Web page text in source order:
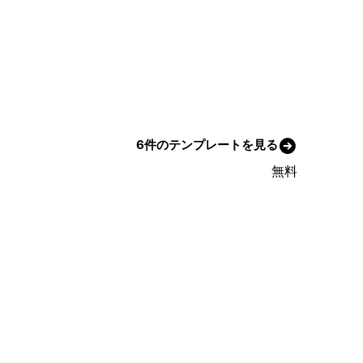
6件のテンプレートを見る
無料